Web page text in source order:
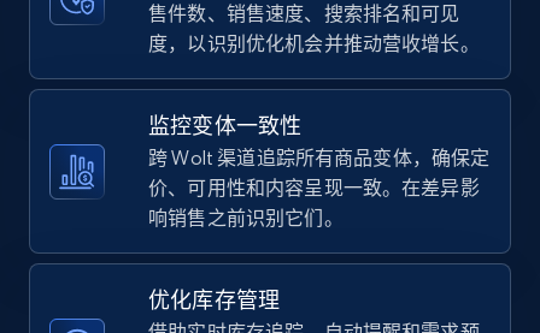
URL, Title, Available, Description, Currency, Initial
price, Final price, Discount percent, and more.
售件数、销售速度、搜索排名和可见
度，以识别优化机会并推动营收增长。
监控变体一致性
跨 Wolt 渠道追踪所有商品变体，确保定
价、可用性和内容呈现一致。在差异影
响销售之前识别它们。
优化库存管理